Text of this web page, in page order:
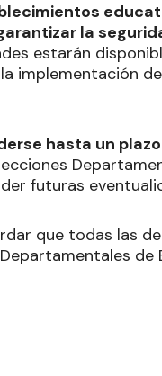
la
estarán
implementación
hasta un
futuras
que todas las